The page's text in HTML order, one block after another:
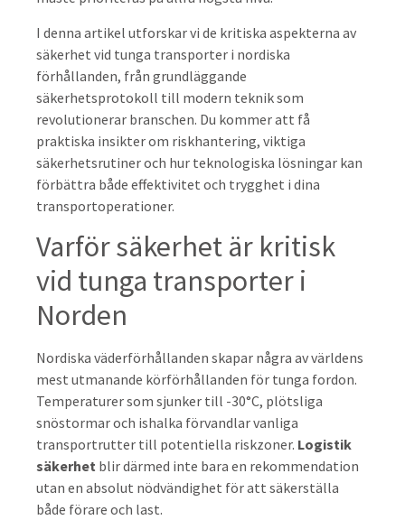
I denna artikel utforskar vi de kritiska aspekterna av
säkerhet vid tunga transporter i nordiska
förhållanden, från grundläggande
säkerhetsprotokoll till modern teknik som
revolutionerar branschen. Du kommer att få
praktiska insikter om riskhantering, viktiga
säkerhetsrutiner och hur teknologiska lösningar kan
förbättra både effektivitet och trygghet i dina
transportoperationer.
Varför säkerhet är kritisk
vid tunga transporter i
Norden
Nordiska väderförhållanden skapar några av världens
mest utmanande körförhållanden för tunga fordon.
Temperaturer som sjunker till -30°C, plötsliga
snöstormar och ishalka förvandlar vanliga
transportrutter till potentiella riskzoner. Logistik
säkerhet blir därmed inte bara en rekommendation
utan en absolut nödvändighet för att säkerställa
både förare och last.